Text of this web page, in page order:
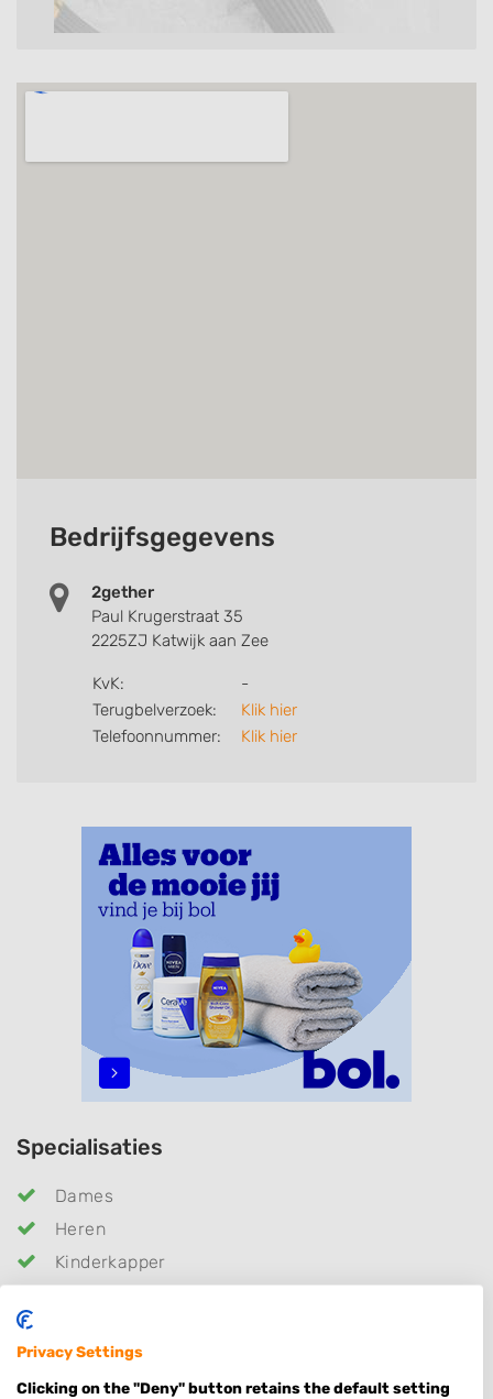
Bedrijfsgegevens
2gether
Paul Krugerstraat 35
2225ZJ Katwijk aan Zee
KvK:
-
Terugbelverzoek:
Klik hier
Telefoonnummer:
Klik hier
Specialisaties
Dames
Heren
Kinderkapper
Bruidskapsel
Make-up & Visagie
Privacy Settings
Clicking on the "Deny" button retains the default setting